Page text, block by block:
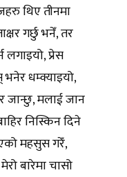
थिए तीनमा
गर्छु भनेँ, तर
लगाइयो, प्रेस
भनेर धम्क्याइयो,
जान्छु, मलाई जान
निस्किन दिने
महसुस गरेँ,
बारेमा चासो